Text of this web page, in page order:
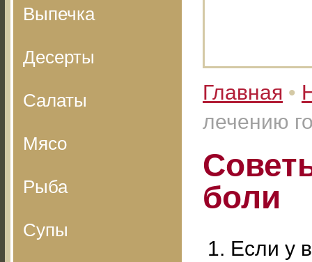
Выпечка
Десерты
Салаты
Мясо
Рыба
Супы
Главная •
лечению
боли
Если у